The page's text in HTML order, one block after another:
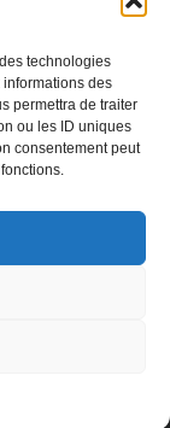
technologies
des
permettra de traiter
ou les ID uniques
consentement peut
AMEX)